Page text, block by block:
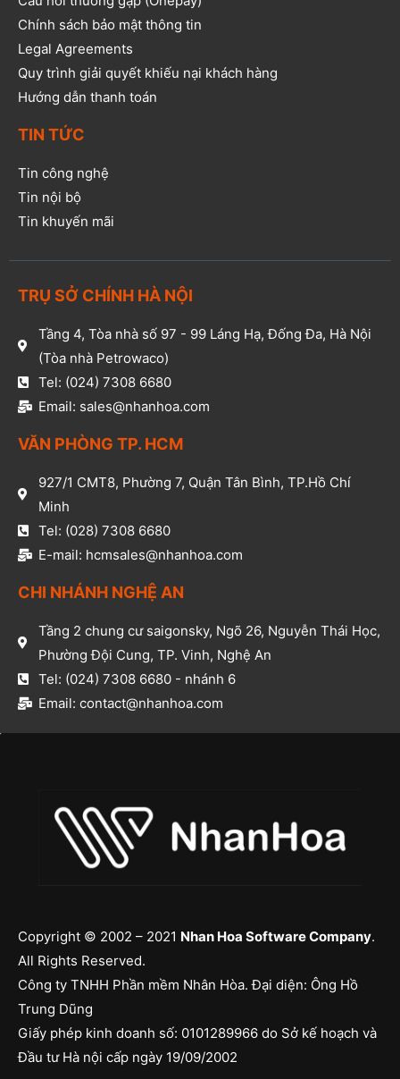
Chính sách bảo mật thông tin
Legal Agreements
Quy trình giải quyết khiếu nại khách hàng
Hướng dẫn thanh toán
TIN TỨC
Tin công nghệ
Tin nội bộ
Tin khuyến mãi
TRỤ SỞ CHÍNH HÀ NỘI
Tầng 4, Tòa nhà số 97 - 99 Láng Hạ, Đống Đa, Hà Nội
(Tòa nhà Petrowaco)
Tel: (024) 7308 6680
Email: sales@nhanhoa.com
VĂN PHÒNG TP. HCM​
927/1 CMT8, Phường 7, Quận Tân Bình, TP.Hồ Chí
Minh​
Tel: (028) 7308 6680​
E-mail: hcmsales@nhanhoa.com​
CHI NHÁNH NGHỆ AN​
Tầng 2 chung cư saigonsky, Ngõ 26, Nguyễn Thái Học,
Phường Đội Cung, TP. Vinh, Nghệ An​
Tel: (024) 7308 6680 - nhánh 6​
Email: contact@nhanhoa.com​
Copyright © 2002 – 2021 Nhan Hoa Software Company.
All Rights Reserved.
Công ty TNHH Phần mềm Nhân Hòa. Đại diện: Ông Hồ
Trung Dũng
Giấy phép kinh doanh số: 0101289966 do Sở kế hoạch và
Đầu tư Hà nội cấp ngày 19/09/2002